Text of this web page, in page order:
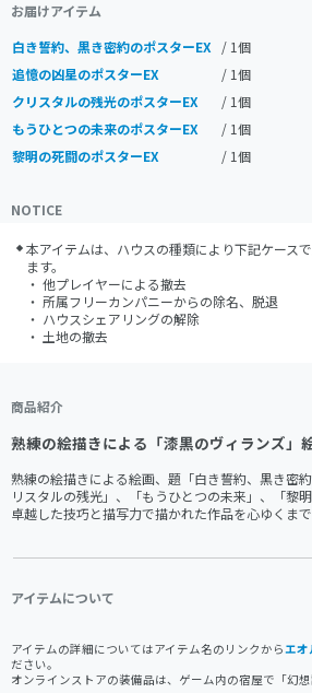
お届けアイテム
白き誓約、黒き密約のポスターEX
/ 1個
追憶の凶星のポスターEX
/ 1個
クリスタルの残光のポスターEX
/ 1個
もうひとつの未来のポスターEX
/ 1個
黎明の死闘のポスターEX
/ 1個
NOTICE
本アイテムは、ハウスの種類により下記ケース
ます。
・ 他プレイヤーによる撤去
・ 所属フリーカンパニーからの除名、脱退
・ ハウスシェアリングの解除
・ 土地の撤去
商品紹介
熟練の絵描きによる「漆黒のヴィランズ」
熟練の絵描きによる絵画、題「白き誓約、黒き密
リスタルの残光」、「もうひとつの未来」、「黎
卓越した技巧と描写力で描かれた作品を心ゆくまで
アイテムについて
アイテムの詳細についてはアイテム名のリンクからエオ
ださい。
オンラインストアの装備品は、ゲーム内の宿屋で「幻想